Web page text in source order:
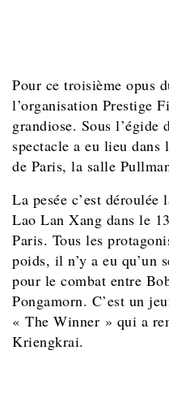
Pour ce troisième opus
l’organisation Prestige
grandiose. Sous
spectacle a eu lieu dans
de Paris, la salle
La pesée c’est
Lao Lan Xang dans le
Paris. Tous les
poids, il n’y a eu qu’un
pour le combat entre
Pongamorn. C’est un
« The Winner » qui a
Kriengkrai.